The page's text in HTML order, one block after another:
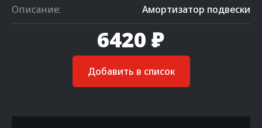
Описание: Амортизатор подвески
6420 ₽
Добавить в список